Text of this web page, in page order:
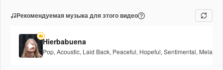
Рекомендуемая музыка для этого видео
Hierbabuena
Pop, Acoustic, Laid Back, Peaceful, Hopeful, Sentimental,